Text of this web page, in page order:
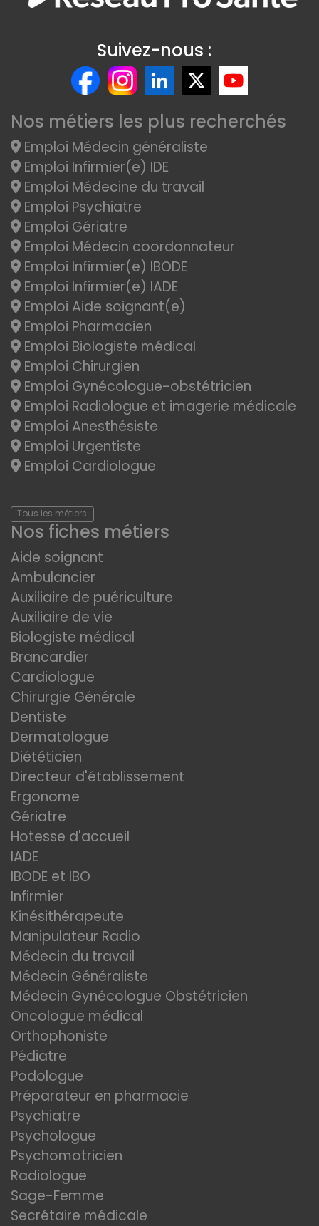
Suivez-nous :
Nos métiers les plus recherchés
Emploi Médecin généraliste
Emploi Infirmier(e) IDE
Emploi Médecine du travail
Emploi Psychiatre
Emploi Gériatre
Emploi Médecin coordonnateur
Emploi Infirmier(e) IBODE
Emploi Infirmier(e) IADE
Emploi Aide soignant(e)
Emploi Pharmacien
Emploi Biologiste médical
Emploi Chirurgien
Emploi Gynécologue-obstétricien
Emploi Radiologue et imagerie médicale
Emploi Anesthésiste
Emploi Urgentiste
Emploi Cardiologue
Tous les métiers
Nos fiches métiers
Aide soignant
Ambulancier
Auxiliaire de puériculture
Auxiliaire de vie
Biologiste médical
Brancardier
Cardiologue
Chirurgie Générale
Dentiste
Dermatologue
Diététicien
Directeur d'établissement
Ergonome
Gériatre
Hotesse d'accueil
IADE
IBODE et IBO
Infirmier
Kinésithérapeute
Manipulateur Radio
Médecin du travail
Médecin Généraliste
Médecin Gynécologue Obstétricien
Oncologue médical
Orthophoniste
Pédiatre
Podologue
Préparateur en pharmacie
Psychiatre
Psychologue
Psychomotricien
Radiologue
Sage-Femme
Secrétaire médicale